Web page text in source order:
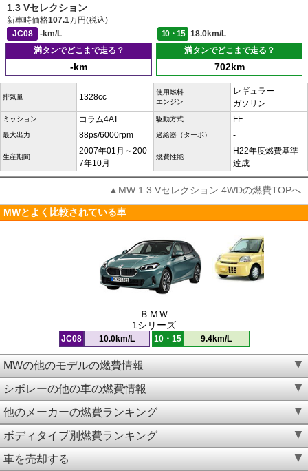
1.3 Vセレクション
新車時価格107.1万円(税込)
JC08
-km/L 10・15
18.0km/L
満タンでどこまで走る？
-km
満タンでどこまで走る？
702km
排気量 1328cc
使用燃料
エンジン
レギュラー
ガソリン
ミッション コラム4AT 駆動方式 FF
最大出力 88ps/6000rpm 過給器（ターボ） -
生産期間
2007年01月～200
7年10月
燃費性能
H22年度燃費基準
達成
▲MW 1.3 Vセレクション 4WDの燃費TOPへ
MWとよく比較されている車
ＢＭＷ
1シリーズ
JC08 10.0km/L 10・15 9.4km/L
MWの他のモデルの燃費情報
シボレーの他の車の燃費情報
他のメーカーの燃費ランキング
ボディタイプ別燃費ランキング
車を売却する